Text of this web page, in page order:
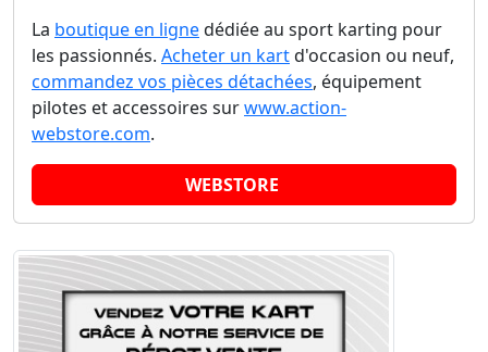
La boutique en lignedédiée au sport karting pour
les passionnés. Acheter un kartd'occasion ou neuf,
commandez vos pièces détachées, équipement
pilotes et accessoires surwww.action-
webstore.com.
WEBSTORE